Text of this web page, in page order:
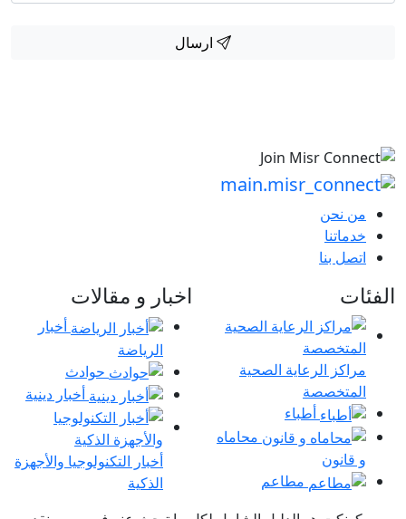
ارسال
من نحن
خدماتنا
اتصل بنا
الفئات
مراكز الرعاية الصحية
المتخصصة
أطباء
محاماه
و قانون
مطاعم
اخبار و مقالات
أخبار
الرياضة
حوادث
أخبار دينية
أخبار التكنولوجيا والأجهزة
الذكية